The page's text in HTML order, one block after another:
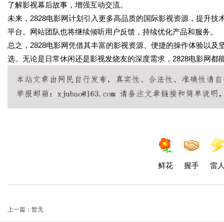
了解影视幕后故事，增强互动交流。
未来，2828电影网计划引入更多高品质的国际影视资源，提升
平台。网站团队也将继续倾听用户反馈，持续优化产品和服务。
总之，2828电影网凭借其丰富的影视资源、便捷的操作体验以
选。无论是日常休闲还是影视发烧友的深度需求，2828电影网都
鲜花 握手 雷
上一篇：暂无